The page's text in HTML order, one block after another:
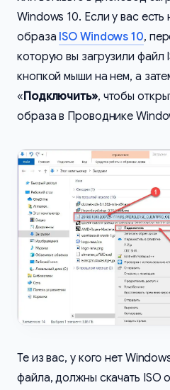
Windows 10. Если у вас
образа ISO Windows 10,
которую вы загрузили файл
кнопкой мыши на нем, а
«Подключить», чтобы
образа в Проводнике
Те из вас, у кого нет
файла, должны скачать ISO